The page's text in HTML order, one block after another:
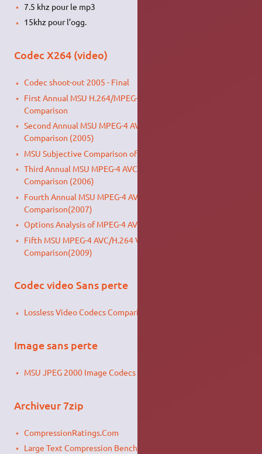
7.5 khz pour le mp3
15khz pour l’ogg.
Codec X264 (video)
Codec shoot-out 2005 - Final
First Annual MSU H.264/MPEG-4 AVC Video Codecs
Comparison
Second Annual MSU MPEG-4 AVC/H.264 Video Codec
Comparison (2005)
MSU Subjective Comparison of Modern Video Codecs
Third Annual MSU MPEG-4 AVC/H.264 Video Codec
Comparison (2006)
Fourth Annual MSU MPEG-4 AVC/H.264 Video Codec
Comparison(2007)
Options Analysis of MPEG-4 AVC/H.264 Codec x264
Fifth MSU MPEG-4 AVC/H.264 Video Codec
Comparison(2009)
Codec video Sans perte
Lossless Video Codecs Comparison ‘2007
Image sans perte
MSU JPEG 2000 Image Codecs Comparison
Archiveur 7zip
CompressionRatings.Com
Large Text Compression Benchmark